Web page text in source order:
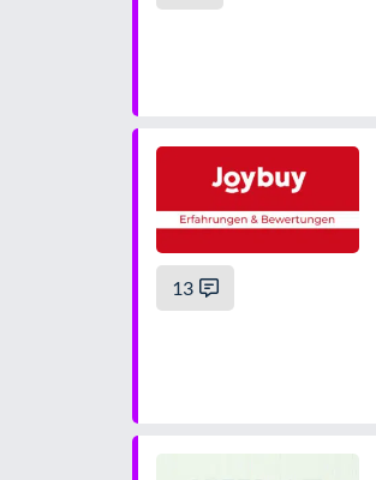
13